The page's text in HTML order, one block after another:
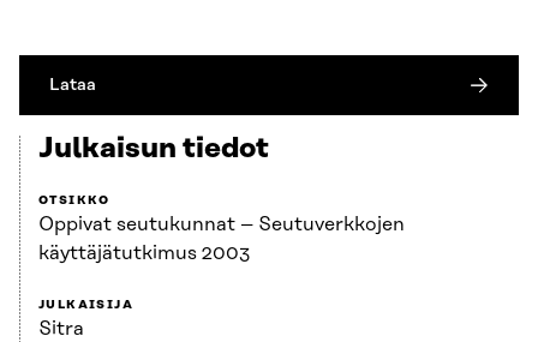
Lataa
Julkaisun tiedot
OTSIKKO
Oppivat seutukunnat – Seutuverkkojen
käyttäjätutkimus 2003
JULKAISIJA
Sitra